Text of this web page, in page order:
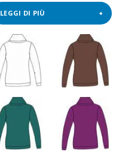
LEGGI DI PIÙ